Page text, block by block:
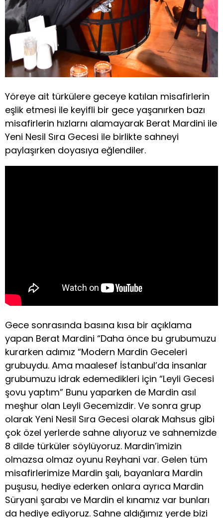
Yöreye ait türkülere geceye katılan misafirlerin
eşlik etmesi ile keyifli bir gece yaşanırken bazı
misafirlerin hızlarnı alamayarak Berat Mardini ile
Yeni Nesil Sıra Gecesi ile birlikte sahneyi
paylaşırken doyasıya eğlendiler.
Gece sonrasında basına kısa bir açıklama
yapan Berat Mardini “Daha önce bu grubumuzu
kurarken adımız “Modern Mardin Geceleri
grubuydu. Ama maalesef İstanbul’da insanlar
grubumuzu idrak edemedikleri için “Leyli Gecesi
şovu yaptım” Bunu yaparken de Mardin asıl
meşhur olan Leyli Gecemizdir. Ve sonra grup
olarak Yeni Nesil Sıra Gecesi olarak Mahsus gibi
çok özel yerlerde sahne alıyoruz ve sahnemizde
8 dilde türküler söylüyoruz. Mardin’imizin
olmazsa olmaz oyunu Reyhani var. Gelen tüm
misafirlerimize Mardin şalı, bayanlara Mardin
puşusu, hediye ederken onlara ayrıca Mardin
Süryani şarabı ve Mardin el kınamız var bunları
da hediye ediyoruz. Sahne aldığımız yerde bizi